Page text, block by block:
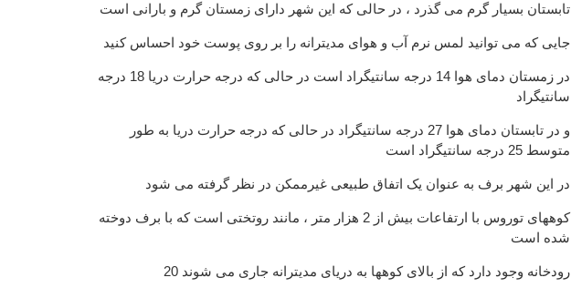
تابستان بسیار گرم می گذرد ، در حالی که این شهر دارای زمستان گرم و بارانی است
جایی که می توانید لمس نرم آب و هوای مدیترانه را بر روی پوست خود احساس کنید
در زمستان دمای هوا 14 درجه سانتیگراد است در حالی که درجه حرارت دریا 18 درجه
سانتیگراد
و در تابستان دمای هوا 27 درجه سانتیگراد در حالی که درجه حرارت دریا به طور
متوسط ​​25 درجه سانتیگراد است
در این شهر برف به عنوان یک اتفاق طبیعی غیرممکن در نظر گرفته می شود
کوههای توروس با ارتفاعات بیش از 2 هزار متر ، مانند روتختی است که با برف دوخته
شده است
20 رودخانه وجود دارد که از بالای کوهها به دریای مدیترانه جاری می شوند